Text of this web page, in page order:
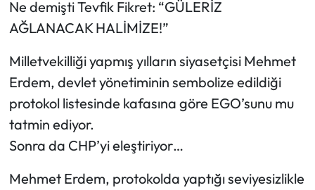
Ne demişti Tevfik Fikret: “GÜLERİZ
AĞLANACAK HALİMİZE!”
Milletvekilliği yapmış yılların siyasetçisi Mehmet
Erdem, devlet yönetiminin sembolize edildiği
protokol listesinde kafasına göre EGO’sunu mu
tatmin ediyor.
Sonra da CHP’yi eleştiriyor…
Mehmet Erdem, protokolda yaptığı seviyesizlikle